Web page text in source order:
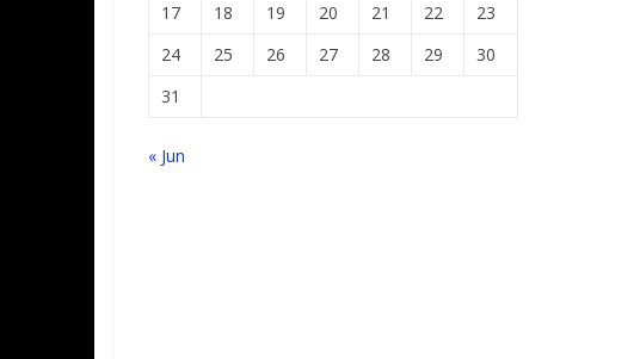
17
18 19 20 21 22
23
24
25 26 27 28 29
30
31
« Jun